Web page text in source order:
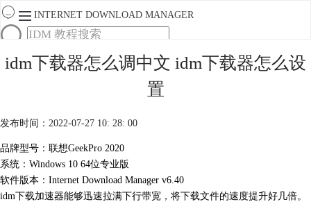
INTERNET DOWNLOAD MANAGER
首页
产品
购买
idm下载器怎么调中文 idm下载器怎么设
置
发布时间：2022-07-27 10: 28: 00
品牌型号：联想GeekPro 2020
系统：Windows 10 64位专业版
软件版本：Internet Download Manager v6.40
idm下载加速器能够迅速拉满下行带宽，将下载文件的速度提升好几倍。